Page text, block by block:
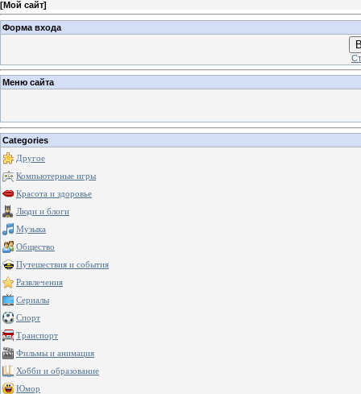
[Мой сайт]
Форма входа
Меню сайта
Categories
Другое
Компьютерные игры
Красота и здоровье
Люди и блоги
Музыка
Общество
Путешествия и события
Развлечения
Сериалы
Спорт
Транспорт
Фильмы и анимация
Хобби и образование
Юмор